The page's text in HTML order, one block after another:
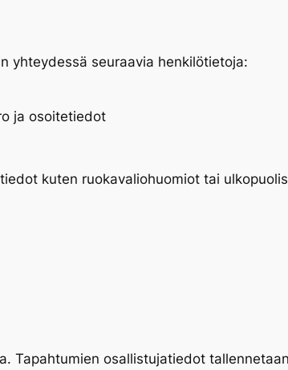
yhteydessä seuraavia henkilötietoja:
ja osoitetiedot
kuten ruokavaliohuomiot tai
Tapahtumien osallistujatiedot